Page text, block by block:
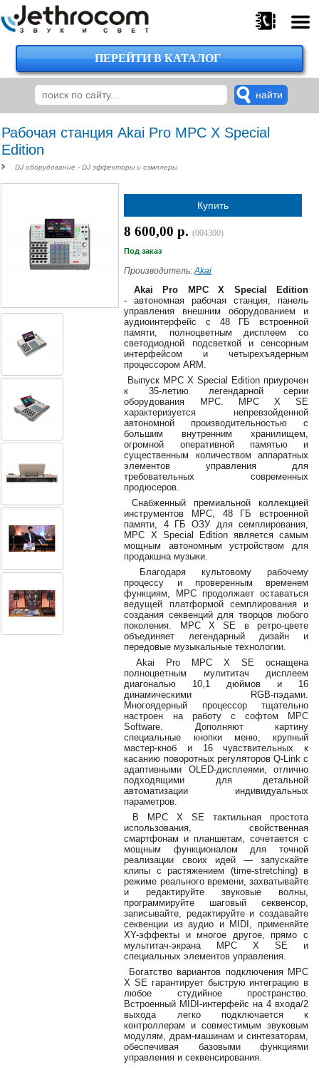
375
224-
00-
00
29
38-
375
29
620-
38-
38
8
0162
25-
38-
38
jsound.by
jsoundby
Наши
группы
соцсетях:
ПЕРЕЙТИ В КАТАЛОГ
Рабочая станция ​Akai Pro MPC X Special
Edition
DJ оборудование - DJ эффекторы и сэмплеры
Купить
8 600,00 р.(004300)
Под заказ
Производитель:Akai
Akai Pro MPC X Special Edition
- автономная рабочая станция, панель
управления внешним оборудованием и
аудиоинтерфейс с 48 ГБ встроенной
памяти, полноцветным дисплеем со
светодиодной подсветкой и сенсорным
интерфейсом и четырехъядерным
процессором ARM.
Выпуск MPC X Special Edition приурочен
к 35-летию легендарной серии
оборудования MPC. MPC X SE
характеризуется непревзойденной
автономной производительностью с
большим внутренним хранилищем,
огромной оперативной памятью и
существенным количеством аппаратных
элементов управления для
требовательных современных
продюсеров.
Снабженный премиальной коллекцией
инструментов MPC, 48 ГБ встроенной
памяти, 4 ГБ ОЗУ для семплирования,
MPC X Special Edition является самым
мощным автономным устройством для
продакшна музыки.
Благодаря культовому рабочему
процессу и проверенным временем
функциям, MPC продолжает оставаться
ведущей платформой семплирования и
создания секвенций для творцов любого
поколения. MPC X SE в ретро-цвете
объединяет легендарный дизайн и
передовые музыкальные технологии.
Akai Pro MPC X SE оснащена
полноцветным мулититач дисплеем
диагональю 10,1 дюймов и 16
динамическими RGB-пэдами.
Многоядерный процессор тщательно
настроен на работу с софтом MPC
Software. Дополняют картину
специальные кнопки меню, крупный
мастер-кноб и 16 чувствительных к
касанию поворотных регуляторов Q-Link с
адаптивными OLED-дисплеями, отлично
подходящими для детальной
автоматизации индивидуальных
параметров.
В MPC X SE тактильная простота
использования, свойственная
смартфонам и планшетам, сочетается с
мощным функционалом для точной
реализации своих идей — запускайте
клипы с растяжением (time-stretching) в
режиме реального времени, захватывайте
и редактируйте звуковые волны,
программируйте шаговый секвенсор,
записывайте, редактируйте и создавайте
секвенции из аудио и MIDI, применяйте
XY-эффекты и многое другое, прямо с
мультитач-экрана MPC X SE и
специальных элементов управления.
Богатство вариантов подключения MPC
X SE гарантирует быструю интеграцию в
любое студийное пространство.
Встроенный MIDI-интерфейс на 4 входа/2
выхода легко подключается к
контроллерам и совместимым звуковым
модулям, драм-машинам и синтезаторам,
обеспечивая базовыми функциями
управления и секвенсирования.